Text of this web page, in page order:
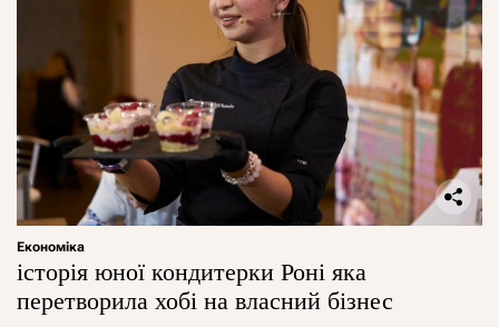
Економіка
історія юної кондитерки Роні яка
перетворила хобі на власний бізнес